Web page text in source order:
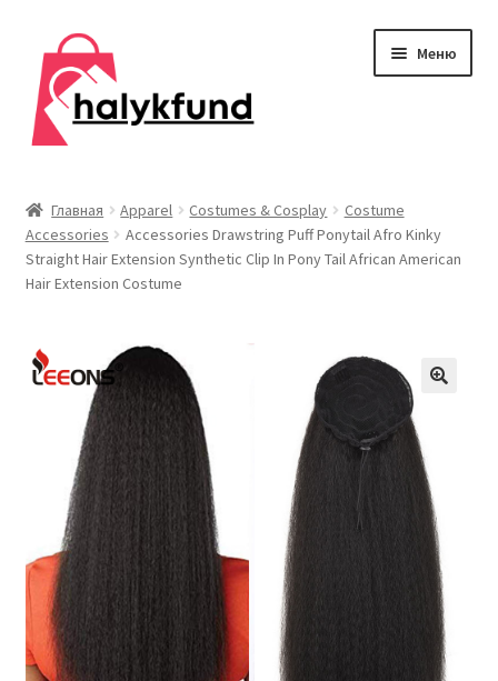
Перейти
навигации
Перейти
содержимому
Меню
меню
Главная
Контакты
Дом и сад
Одежда
меню
Публикации
Главная Apparel Costumes & Cosplay
Costume
Accessories
Accessories Drawstring Puff Ponytail Afro Kinky
Straight Hair Extension Synthetic Clip In Pony Tail African American
Hair Extension Costume